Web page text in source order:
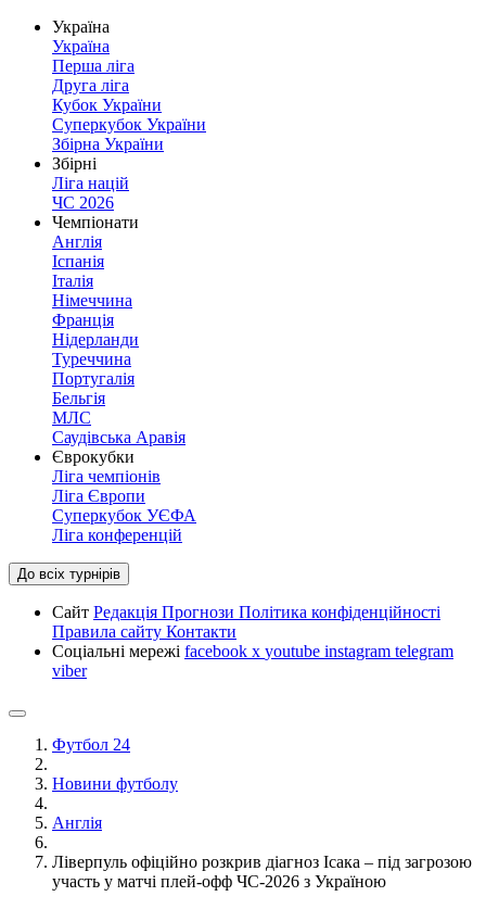
Україна
Україна
Перша ліга
Друга ліга
Кубок України
Суперкубок України
Збірна України
Збірні
Ліга націй
ЧС 2026
Чемпіонати
Англія
Іспанія
Італія
Німеччина
Франція
Нідерланди
Туреччина
Португалія
Бельгія
МЛС
Саудівська Аравія
Єврокубки
Ліга чемпіонів
Ліга Європи
Суперкубок УЄФА
Ліга конференцій
До всіх турнірів
Сайт Редакція Прогнози Політика конфіденційності
Правила сайту Контакти
Соціальні мережі facebook x youtube instagram telegram
viber
Футбол 24
Новини футболу
Англія
Ліверпуль офіційно розкрив діагноз Ісака – під загрозою
участь у матчі плей-офф ЧС-2026 з Україною